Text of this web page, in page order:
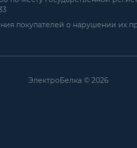
покупателей о нарушении их
ЭлектроБелка © 2026